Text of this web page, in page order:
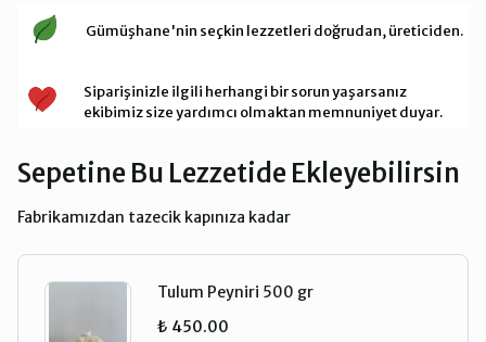
Gümüşhane'nin seçkin lezzetleri doğrudan, üreticiden.
Siparişinizle ilgili herhangi bir sorun yaşarsanız
ekibimiz size yardımcı olmaktan memnuniyet duyar.
Sepetine Bu Lezzetide Ekleyebilirsin
Fabrikamızdan tazecik kapınıza kadar
Tulum Peyniri 500 gr
₺ 450.00